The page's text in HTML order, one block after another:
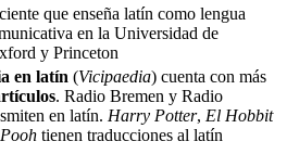
que enseña latín como lengua
en la Universidad de
y Princeton
en latín (Vicipaedia) cuenta con más
. Radio Bremen y Radio
en latín. Harry Potter, El Hobbit
tienen traducciones al latín